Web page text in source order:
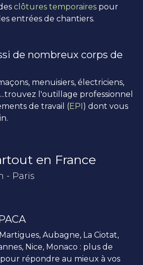
clôtures temporaires pour
entrées de chantiers.
de nombreux corps de
menuisiers, électriciens,
l'outillage professionnel
de travail (EPI) dont vous
en France
- Paris
Aubagne, La Ciotat,
Nice, Monaco : plus de
répondre au mieux à vos